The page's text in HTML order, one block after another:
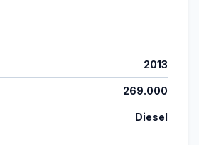
2013
269.000
Diesel